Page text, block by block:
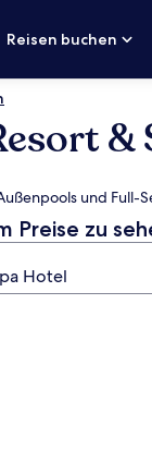
Reisen buchen
&
und Full-
Preise zu